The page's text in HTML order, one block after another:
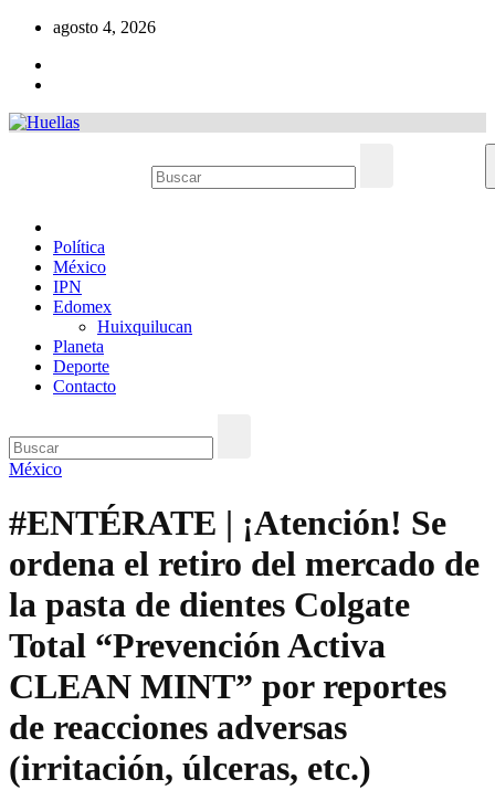
contenido
agosto 4, 2026
Política
México
IPN
Edomex
Huixquilucan
Planeta
Deporte
Contacto
México
#ENTÉRATE | ¡Atención! Se
ordena el retiro del mercado de
la pasta de dientes Colgate
Total “Prevención Activa
CLEAN MINT” por reportes
de reacciones adversas
(irritación, úlceras, etc.)